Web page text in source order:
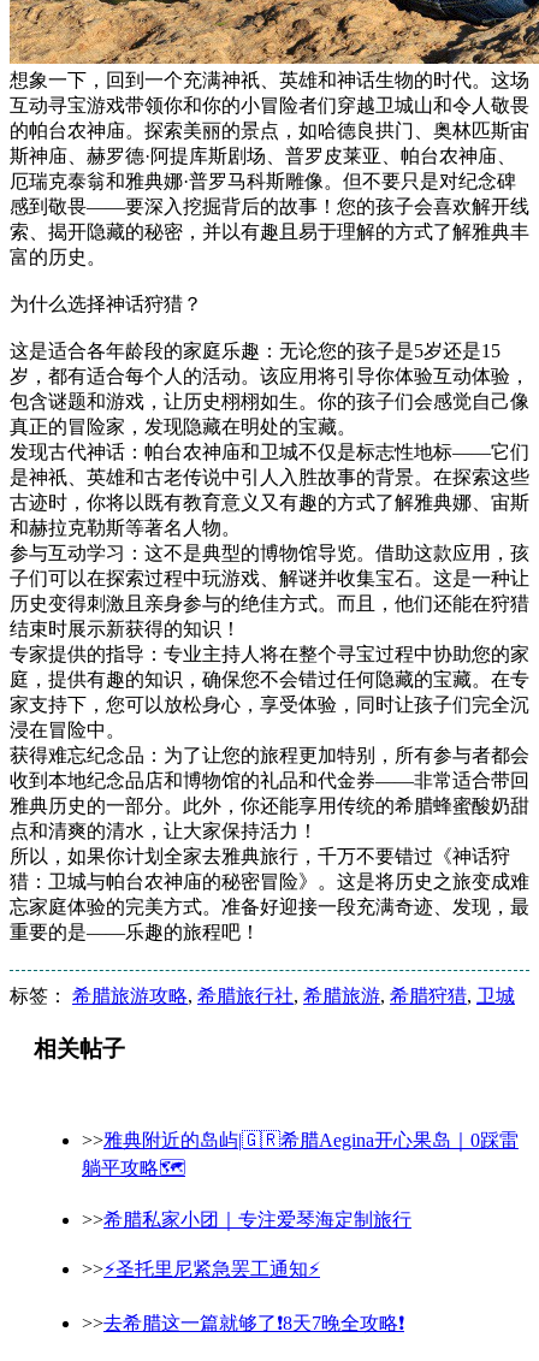
想象一下，回到一个充满神祇、英雄和神话生物的时代。这场
互动寻宝游戏带领你和你的小冒险者们穿越卫城山和令人敬畏
的帕台农神庙。探索美丽的景点，如哈德良拱门、奥林匹斯宙
斯神庙、赫罗德·阿提库斯剧场、普罗皮莱亚、帕台农神庙、
厄瑞克泰翁和雅典娜·普罗马科斯雕像。但不要只是对纪念碑
感到敬畏——要深入挖掘背后的故事！您的孩子会喜欢解开线
索、揭开隐藏的秘密，并以有趣且易于理解的方式了解雅典丰
富的历史。
为什么选择神话狩猎？
这是适合各年龄段的家庭乐趣：无论您的孩子是5岁还是15
岁，都有适合每个人的活动。该应用将引导你体验互动体验，
包含谜题和游戏，让历史栩栩如生。你的孩子们会感觉自己像
真正的冒险家，发现隐藏在明处的宝藏。
发现古代神话：帕台农神庙和卫城不仅是标志性地标——它们
是神祇、英雄和古老传说中引人入胜故事的背景。在探索这些
古迹时，你将以既有教育意义又有趣的方式了解雅典娜、宙斯
和赫拉克勒斯等著名人物。
参与互动学习：这不是典型的博物馆导览。借助这款应用，孩
子们可以在探索过程中玩游戏、解谜并收集宝石。这是一种让
历史变得刺激且亲身参与的绝佳方式。而且，他们还能在狩猎
结束时展示新获得的知识！
专家提供的指导：专业主持人将在整个寻宝过程中协助您的家
庭，提供有趣的知识，确保您不会错过任何隐藏的宝藏。在专
家支持下，您可以放松身心，享受体验，同时让孩子们完全沉
浸在冒险中。
获得难忘纪念品：为了让您的旅程更加特别，所有参与者都会
收到本地纪念品店和博物馆的礼品和代金券——非常适合带回
雅典历史的一部分。此外，你还能享用传统的希腊蜂蜜酸奶甜
点和清爽的清水，让大家保持活力！
所以，如果你计划全家去雅典旅行，千万不要错过《神话狩
猎：卫城与帕台农神庙的秘密冒险》。这是将历史之旅变成难
忘家庭体验的完美方式。准备好迎接一段充满奇迹、发现，最
重要的是——乐趣的旅程吧！
标签： 希腊旅游攻略, 希腊旅行社, 希腊旅游, 希腊狩猎, 卫城
相关帖子
>>雅典附近的岛屿|🇬🇷希腊Aegina开心果岛｜0踩雷
躺平攻略🗺️
>>希腊私家小团｜专注爱琴海定制旅行
>>⚡️圣托里尼紧急罢工通知⚡️
>>去希腊这一篇就够了❗️8天7晚全攻略❗️